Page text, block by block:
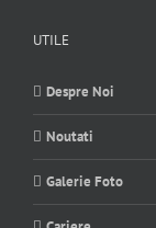
UTILE
Despre Noi
Noutati
Galerie Foto